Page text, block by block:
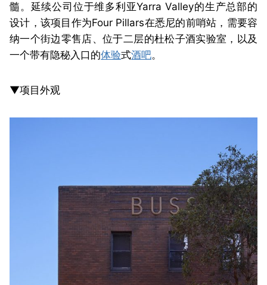
髓。延续公司位于维多利亚Yarra Valley的生产总部的
设计，该项目作为Four Pillars在悉尼的前哨站，需要容
纳一个街边零售店、位于二层的杜松子酒实验室，以及
一个带有隐秘入口的体验式酒吧。
▼项目外观